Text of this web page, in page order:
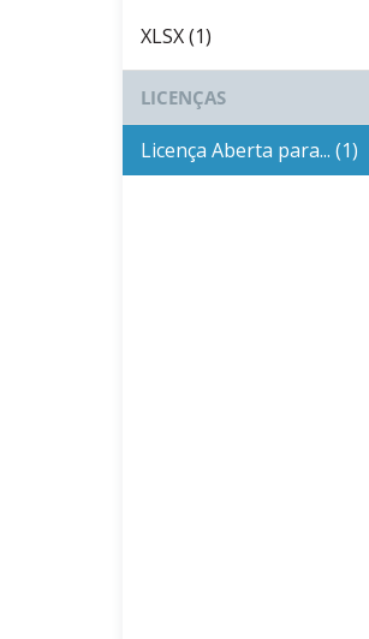
XLSX (1)
LICENÇAS
Licença Aberta para... (1)